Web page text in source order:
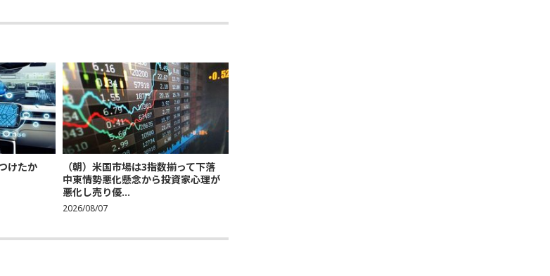
けたか
（朝）米国市場は3指数揃って下落
中東情勢悪化懸念から投資家心理が
悪化し売り優...
2026/08/07